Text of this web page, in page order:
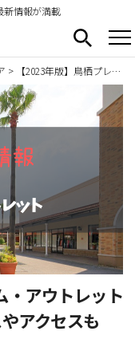
新情報が満載
> 【2023年版】鳥栖プレミアム・アウトレットの年間セール情報！サービスやアクセスも
・アウトレット
アクセスも